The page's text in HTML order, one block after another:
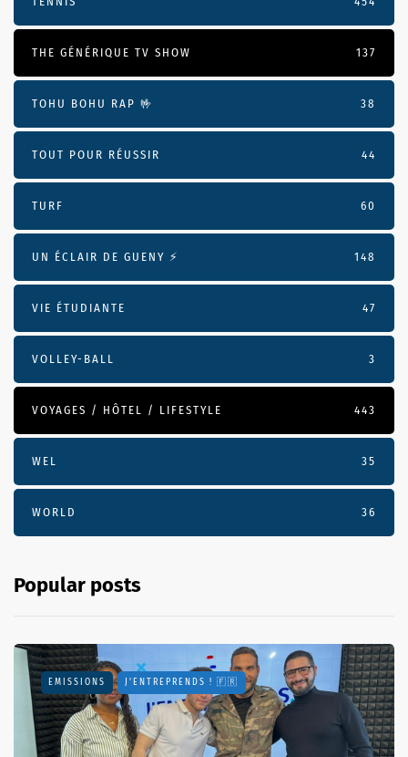
THE GÉNÉRIQUE TV SHOW 137
TOHU BOHU RAP 🤟 38
TOUT POUR RÉUSSIR 44
TURF 60
UN ÉCLAIR DE GUENY ⚡️ 148
VIE ÉTUDIANTE 47
VOLLEY-BALL 3
VOYAGES / HÔTEL / LIFESTYLE 443
WEL 35
WORLD 36
Popular posts
EMISSIONS J'ENTREPRENDS ! 🇫🇷